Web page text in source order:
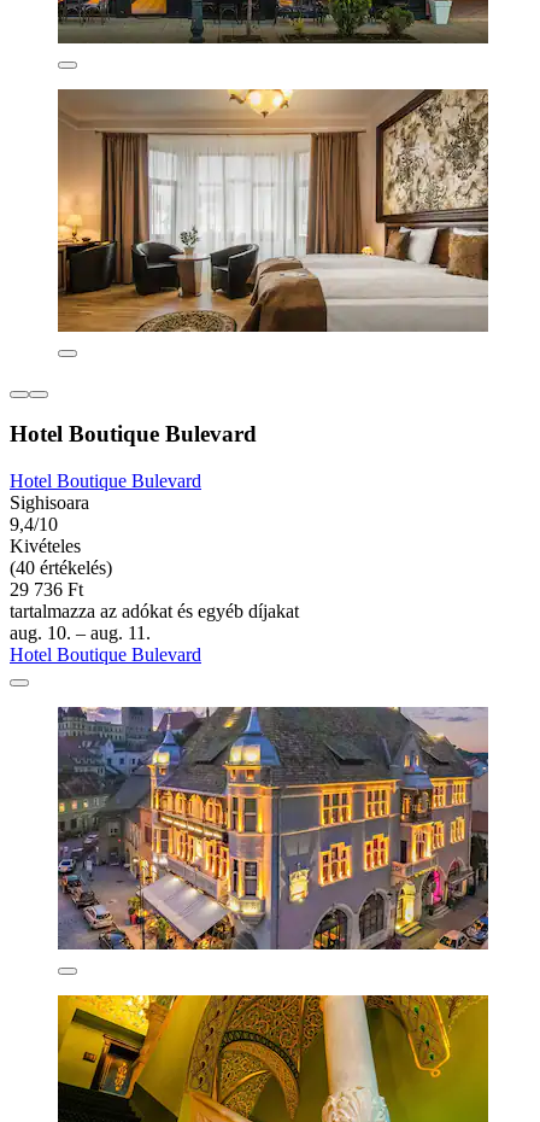
Hotel Boutique Bulevard
Hotel Boutique Bulevard
Sighisoara
9,4/10
Kivételes
(40 értékelés)
29 736 Ft
tartalmazza az adókat és egyéb díjakat
aug. 10. – aug. 11.
Hotel Boutique Bulevard